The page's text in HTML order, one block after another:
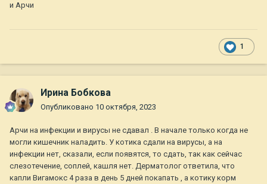
и Арчи
1
Ирина Бобкова
Опубликовано 10 октября, 2023
Арчи на инфекции и вирусы не сдавал . В начале только когда не
могли кишечник наладить. У котика сдали на вирусы, а на
инфекции нет, сказали, если появятся, то сдать, так как сейчас
слезотечение, соплей, кашля нет. Дерматолог ответила, что
капли Вигамокс 4 раза в день 5 дней покапать , а котику корм